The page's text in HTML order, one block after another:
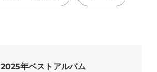
グ,
2025年ベストアルバム